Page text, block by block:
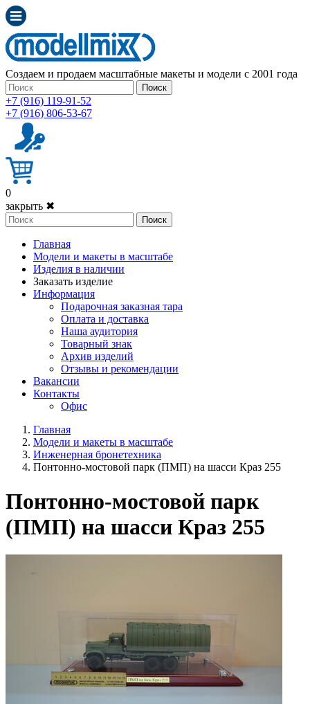
Создаем и продаем масштабные макеты и модели с 2001 года
Поиск
+7 (916) 119-91-52
+7 (916) 806-53-67
0
закрыть ✖
Поиск
Главная
Модели и макеты в масштабе
Изделия в наличии
Заказать изделие
Информация
Подарочная заказная тара
Оплата и доставка
Наша аудитория
Товарный знак
Архив изделий
Отзывы и рекомендации
Вакансии
Контакты
Офис
Главная
Модели и макеты в масштабе
Инженерная бронетехника
Понтонно-мостовой парк (ПМП) на шасси Краз 255
Понтонно-мостовой парк
(ПМП) на шасси Краз 255